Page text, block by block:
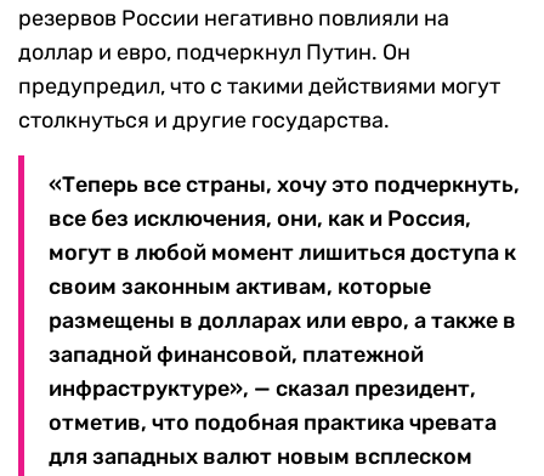
резервов России негативно повлияли на
доллар и евро, подчеркнул Путин. Он
предупредил, что с такими действиями могут
столкнуться и другие государства.
«Теперь все страны, хочу это подчеркнуть,
все без исключения, они, как и Россия,
могут в любой момент лишиться доступа к
своим законным активам, которые
размещены в долларах или евро, а также в
западной финансовой, платежной
инфраструктуре», — сказал президент,
отметив, что подобная практика чревата
для западных валют новым всплеском